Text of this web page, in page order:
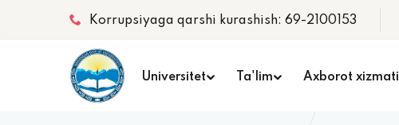
Korrupsiyaga qarshi kurashish: 69-2100153
Universitet Ta'lim Axborot xizmati